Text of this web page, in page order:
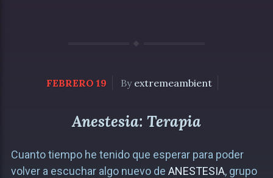
FEBRERO 19 By extremeambient
Anestesia: Terapia
Cuanto tiempo he tenido que esperar para poder
volver a escuchar algo nuevo de ANESTESIA, grupo